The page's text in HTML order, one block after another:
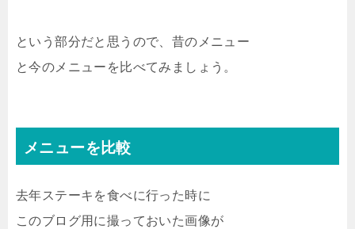
という部分だと思うので、昔のメニュー
と今のメニューを比べてみましょう。
メニューを比較
去年ステーキを食べに行った時に
このブログ用に撮っておいた画像が